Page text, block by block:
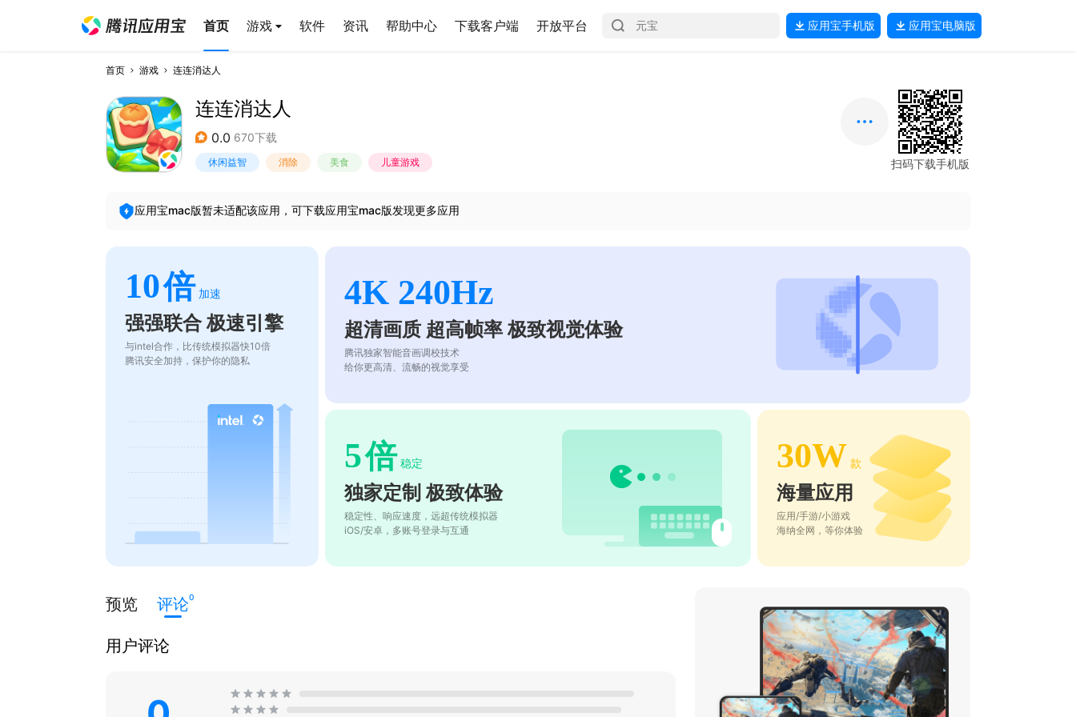
首页 游戏 软件 资讯 帮助中心 下载客户端 开放平台 应用宝手机版 应用宝电脑版
首页 游戏 连连消达人
连连消达人
0.0 670下载
休闲益智 消除 美食 儿童游戏 扫码下载手机版
应用宝mac版暂未适配该应用，可下载应用宝mac版发现更多应用
10倍 加速
强强联合 极速引擎
与intel合作，比传统模拟器快10倍
腾讯安全加持，保护你的隐私
4K 240Hz
超清画质 超高帧率 极致视觉体验
腾讯独家智能音画调校技术
给你更高清、流畅的视觉享受
5倍 稳定
独家定制 极致体验
稳定性、响应速度，远超传统模拟器
iOS/安卓，多账号登录与互通
30W 款
海量应用
应用/手游/小游戏
海纳全网，等你体验
预览 评论0
用户评论